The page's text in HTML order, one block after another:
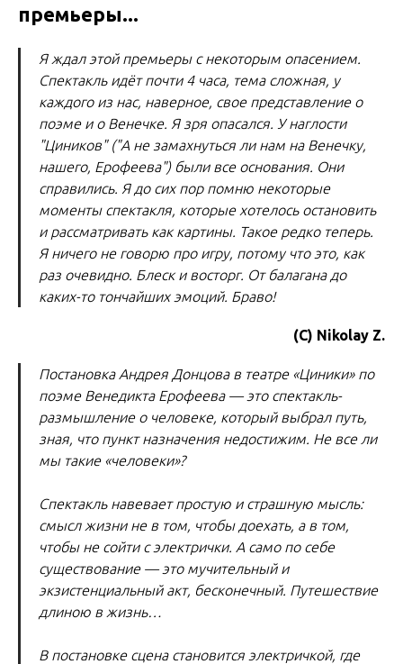
премьеры...
Я ждал этой премьеры с некоторым опасением.
Спектакль идёт почти 4 часа, тема сложная, у
каждого из нас, наверное, свое представление о
поэме и о Венечке. Я зря опасался. У наглости
"Циников" ("А не замахнуться ли нам на Венечку,
нашего, Ерофеева") были все основания. Они
справились. Я до сих пор помню некоторые
моменты спектакля, которые хотелось остановить
и рассматривать как картины. Такое редко теперь.
Я ничего не говорю про игру, потому что это, как
раз очевидно. Блеск и восторг. От балагана до
каких-то тончайших эмоций. Браво!
(С) Nikolay Z.
Постановка Андрея Донцова в театре «Циники» по
поэме Венедикта Ерофеева — это спектакль-
размышление о человеке, который выбрал путь,
зная, что пункт назначения недостижим. Не все ли
мы такие «человеки»?
Спектакль навевает простую и страшную мысль:
смысл жизни не в том, чтобы доехать, а в том,
чтобы не сойти с электрички. А само по себе
существование — это мучительный и
экзистенциальный акт, бесконечный. Путешествие
длиною в жизнь…
В постановке сцена становится электричкой, где